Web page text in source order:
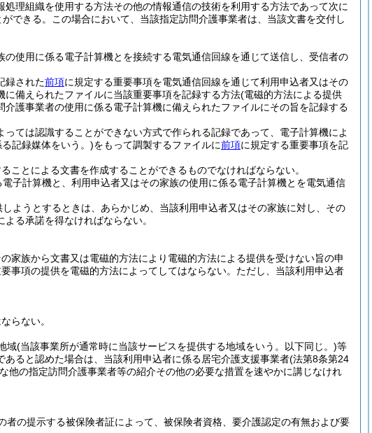
理組織を使用する方法その他の情報通信の技術を利用する方法であって次に
できる。
この場合において、当該指定訪問介護事業者は、当該文書を交付し
使用に係る電子計算機とを接続する電気通信回線を通じて送信し、受信者の
録された前項に規定する重要事項を電気通信回線を通じて利用申込者又はその
備えられたファイルに当該重要事項を記録する方法(電磁的方法による提供
護事業者の使用に係る電子計算機に備えられたファイルにその旨を記録する
ては認識することができない方式で作られる記録であって、電子計算機によ
る記録媒体をいう。)をもって調製するファイルに前項に規定する重要事項を記
とによる文書を作成することができるものでなければならない。
子計算機と、利用申込者又はその家族の使用に係る電子計算機とを電気通信
ようとするときは、あらかじめ、当該利用申込者又はその家族に対し、その
る承諾を得なければならない。
家族から文書又は電磁的方法により電磁的方法による提供を受けない旨の申
事項の提供を電磁的方法によってしてはならない。 ただし、当該利用申込者
らない。
域(当該事業所が通常時に当該サービスを提供する地域をいう。以下同じ。)等
ると認めた場合は、当該利用申込者に係る居宅介護支援事業者(法第8条第24
他の指定訪問介護事業者等の紹介その他の必要な措置を速やかに講じなけれ
の提示する被保険者証によって、被保険者資格、要介護認定の有無および要